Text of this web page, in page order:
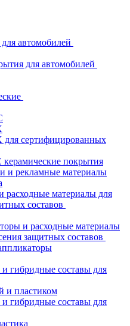
автомобилей
для автомобилей
сертифицированных
покрытия
и рекламные материалы
расходные материалы для
составов
и расходные материалы
защитных составов
гибридные составы для
и пластиком
гибридные составы для